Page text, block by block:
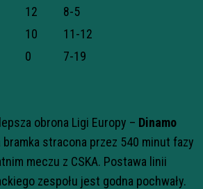
12
8-5
10
11-12
0 7-19
obrona Ligi Europy – Dinamo
bramka stracona przez 540 minut fazy
meczu z CSKA. Postawa linii
zespołu jest godna pochwały.